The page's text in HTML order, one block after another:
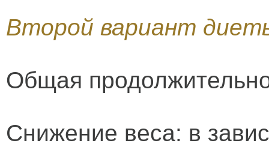
Второй вариант
Общая
Снижение веса: в